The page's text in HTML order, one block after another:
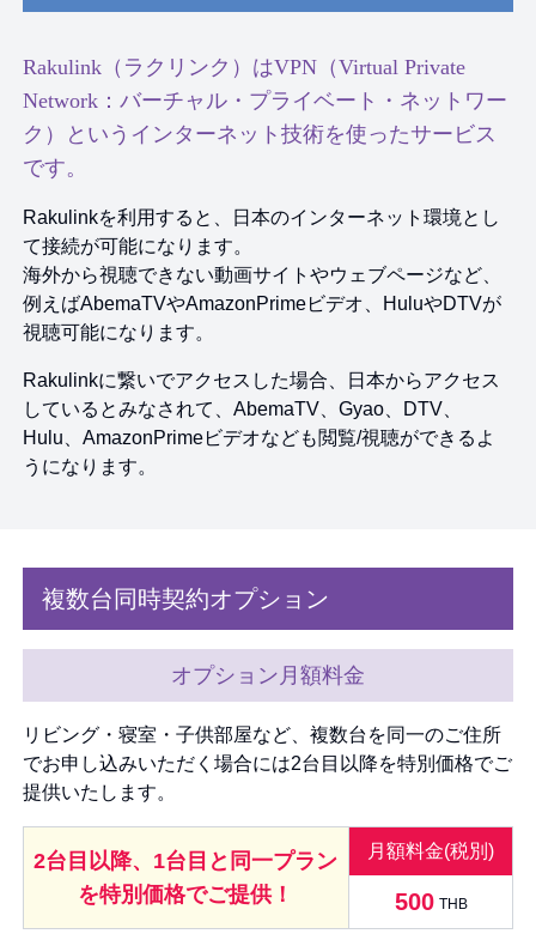
Rakulink（ラクリンク）はVPN（Virtual Private
Network：バーチャル・プライベート・ネットワー
ク）というインターネット技術を使ったサービス
です。
Rakulinkを利用すると、日本のインターネット環境とし
て接続が可能になります。
海外から視聴できない動画サイトやウェブページなど、
例えばAbemaTVやAmazonPrimeビデオ、HuluやDTVが
視聴可能になります。
Rakulinkに繋いでアクセスした場合、日本からアクセス
しているとみなされて、AbemaTV、Gyao、DTV、
Hulu、AmazonPrimeビデオなども閲覧/視聴ができるよ
うになります。
複数台同時契約オプション
オプション月額料金
リビング・寝室・子供部屋など、複数台を同一のご住所
でお申し込みいただく場合には2台目以降を特別価格でご
提供いたします。
2台目以降、1台目と同一プラン
を特別価格でご提供！
月額料金(税別)
500 THB